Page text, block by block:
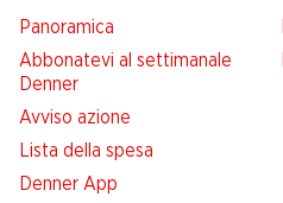
Panoramica
Abbonatevi al settimanale
Denner
Avviso azione
Lista della spesa
Denner App